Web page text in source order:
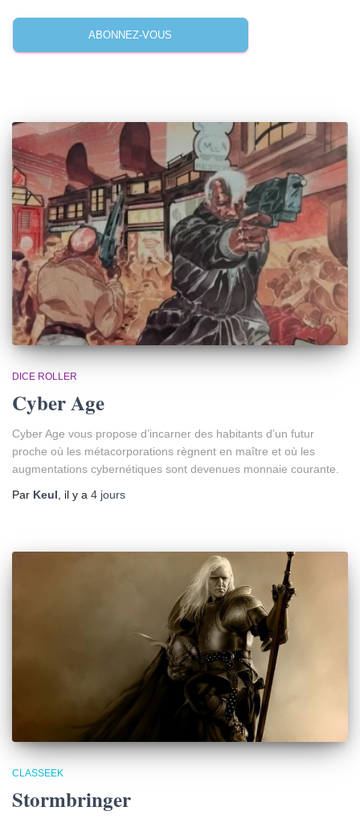
ABONNEZ-VOUS
DICE ROLLER
Cyber Age
Cyber Age vous propose d’incarner des habitants d’un futur
proche où les métacorporations règnent en maître et où les
augmentations cybernétiques sont devenues monnaie courante.
Par Keul, il y a 4 jours
CLASSEEK
Stormbringer